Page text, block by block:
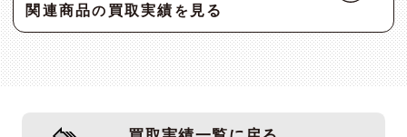
関連商品の 買取実績 を 見る